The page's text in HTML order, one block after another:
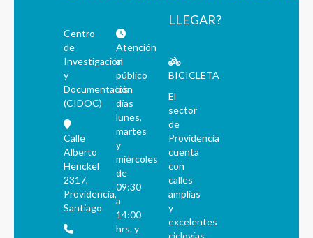
Centro
de
Investigación
y
Documentación
(CIDOC)
Calle
Alberto
Henckel
2317,
Providencia,
Santiago
Atención
al
público
los
días
lunes,
martes
y
miércoles
de
09:30
a
14:00
hrs. y
LLEGAR?
BICICLETA
El
sector
de
Providencia
cuenta
con
calles
amplias
y
excelentes
ciclovías.